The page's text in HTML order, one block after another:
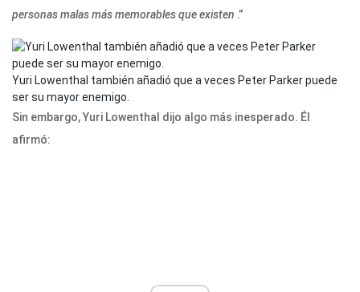
personas malas más memorables que existen .”
Yuri Lowenthal también añadió que a veces Peter Parker puede
ser su mayor enemigo.
Sin embargo, Yuri Lowenthal dijo algo más inesperado. Él
afirmó: